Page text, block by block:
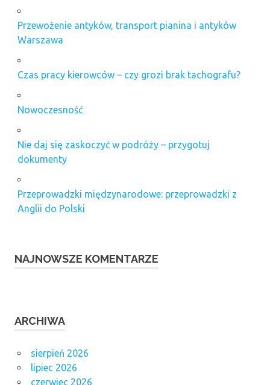
Przewożenie antyków, transport pianina i antyków
Warszawa
Czas pracy kierowców – czy grozi brak tachografu?
Nowoczesność
Nie daj się zaskoczyć w podróży – przygotuj
dokumenty
Przeprowadzki międzynarodowe: przeprowadzki z
Anglii do Polski
NAJNOWSZE KOMENTARZE
ARCHIWA
sierpień 2026
lipiec 2026
czerwiec 2026